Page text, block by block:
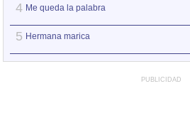
4 Me queda la palabra
5 Hermana marica
PUBLICIDAD